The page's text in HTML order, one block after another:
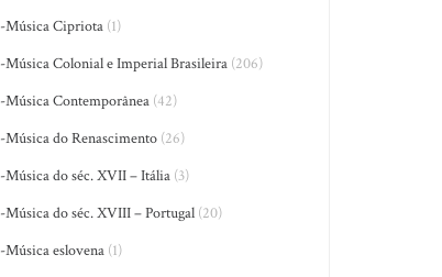
-Música Cipriota (1)
-Música Colonial e Imperial Brasileira (206)
-Música Contemporânea (42)
-Música do Renascimento (26)
-Música do séc. XVII – Itália (3)
-Música do séc. XVIII – Portugal (20)
-Música eslovena (1)